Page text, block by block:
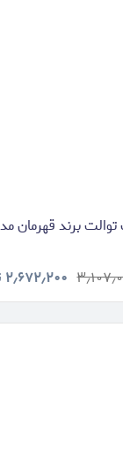
برند قهرمان
۲٫۶۷۲٫۲۰۰